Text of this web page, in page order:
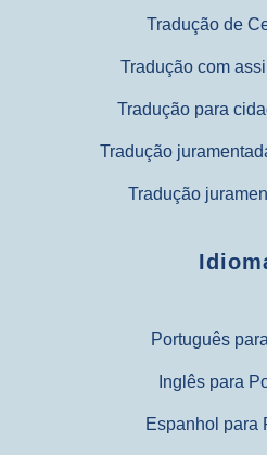
Tradução de
Tradução com
Tradução para
Tradução
Tradução
Português
Inglês para
Espanhol para